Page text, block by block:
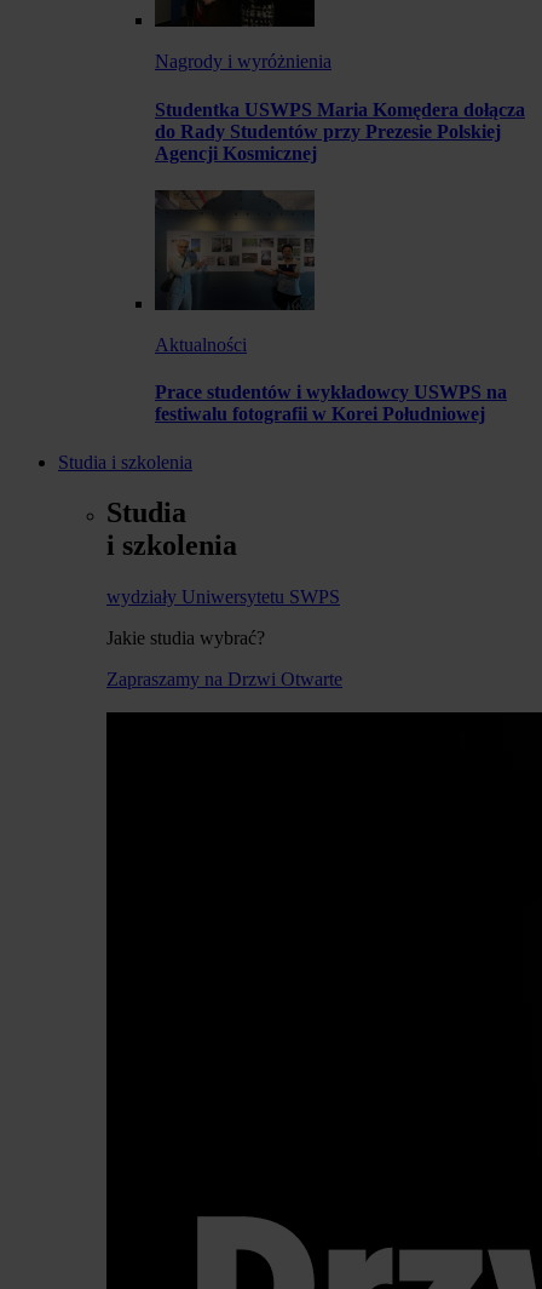
Nagrody i wyróżnienia
Studentka USWPS Maria Komędera dołącza
do Rady Studentów przy Prezesie Polskiej
Agencji Kosmicznej
Aktualności
Prace studentów i wykładowcy USWPS na
festiwalu fotografii w Korei Południowej
Studia i szkolenia
Studia
i szkolenia
wydziały Uniwersytetu SWPS
Jakie studia wybrać?
Zapraszamy na Drzwi Otwarte